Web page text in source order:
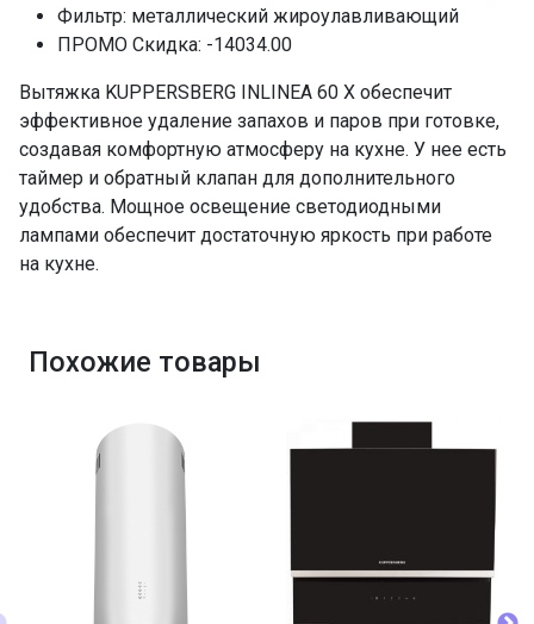
Фильтр: металлический жироулавливающий
ПРОМО Скидка: -14034.00
Вытяжка KUPPERSBERG INLINEA 60 X обеспечит
эффективное удаление запахов и паров при готовке,
создавая комфортную атмосферу на кухне. У нее есть
таймер и обратный клапан для дополнительного
удобства. Мощное освещение светодиодными
лампами обеспечит достаточную яркость при работе
на кухне.
Похожие товары